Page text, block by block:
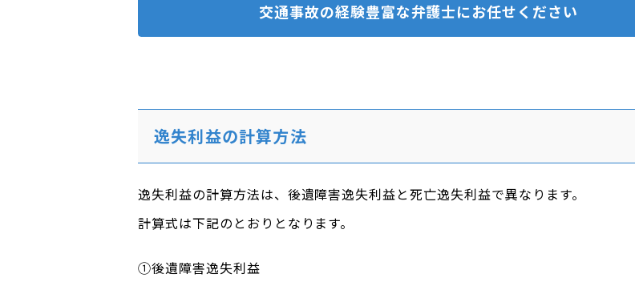
交通事故の経験豊富な弁護士にお任せください
逸失利益の計算方法
逸失利益の計算方法は、後遺障害逸失利益と死亡逸失利益で異なります。
計算式は下記のとおりとなります。
①後遺障害逸失利益